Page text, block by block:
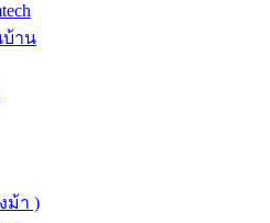
บ้าน
ม้า )